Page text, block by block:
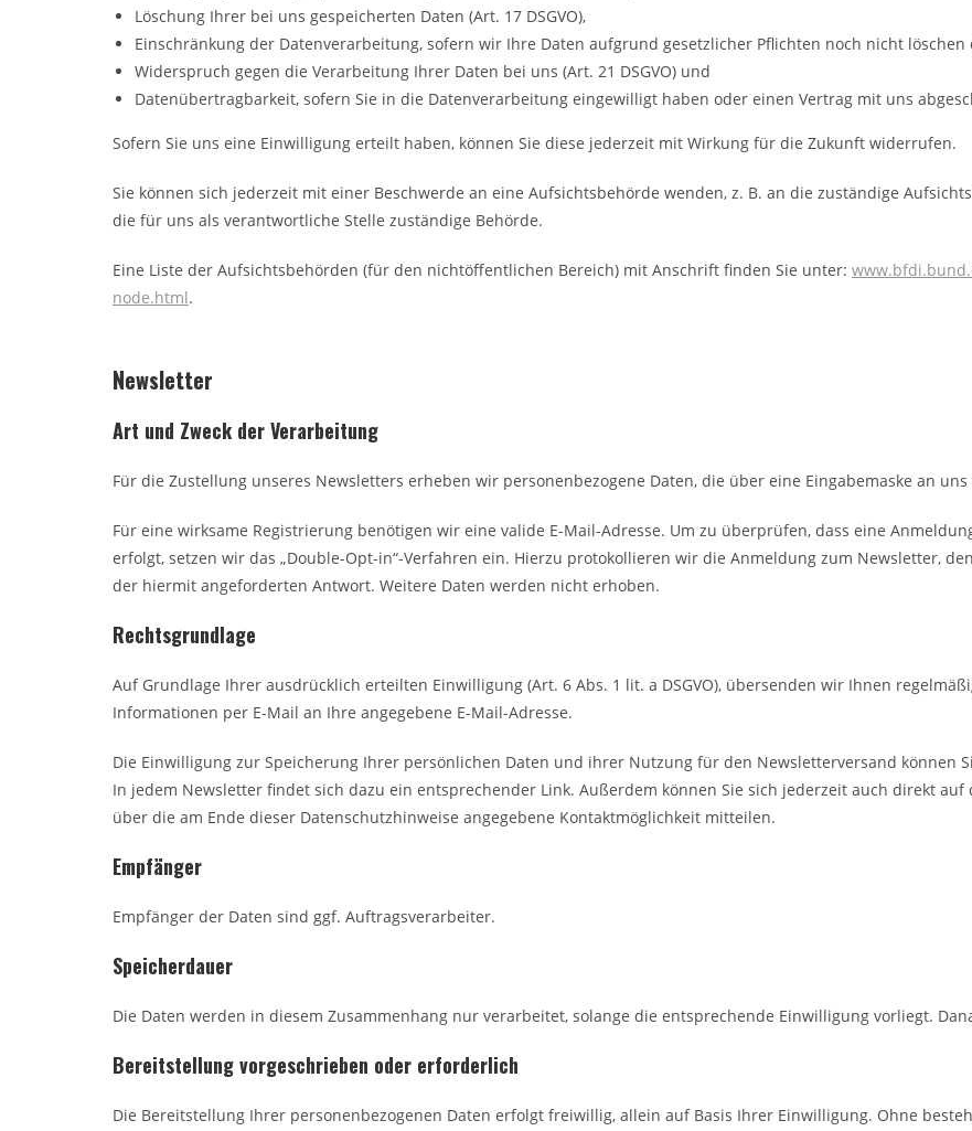
Löschung Ihrer bei uns gespeicherten Daten (Art. 17 DSGVO),
Einschränkung der Datenverarbeitung, sofern wir Ihre Daten aufgrund gesetzlicher Pflichten noch nicht löschen
Widerspruch gegen die Verarbeitung Ihrer Daten bei uns (Art. 21 DSGVO) und
Datenübertragbarkeit, sofern Sie in die Datenverarbeitung eingewilligt haben oder einen Vertrag mit uns
Sofern Sie uns eine Einwilligung erteilt haben, können Sie diese jederzeit mit Wirkung für die Zukunft widerrufen.
Sie können sich jederzeit mit einer Beschwerde an eine Aufsichtsbehörde wenden, z. B. an die zuständige
die für uns als verantwortliche Stelle zuständige Behörde.
Eine Liste der Aufsichtsbehörden (für den nichtöffentlichen Bereich) mit Anschrift finden Sie unter:
node.html.
Newsletter
Art und Zweck der Verarbeitung
Für die Zustellung unseres Newsletters erheben wir personenbezogene Daten, die über eine Eingabemaske an
Für eine wirksame Registrierung benötigen wir eine valide E-Mail-Adresse. Um zu überprüfen, dass eine
erfolgt, setzen wir das „Double-Opt-in“-Verfahren ein. Hierzu protokollieren wir die Anmeldung zum Newsletter,
der hiermit angeforderten Antwort. Weitere Daten werden nicht erhoben.
Rechtsgrundlage
Auf Grundlage Ihrer ausdrücklich erteilten Einwilligung (Art. 6 Abs. 1 lit. a DSGVO), übersenden wir Ihnen
Informationen per E-Mail an Ihre angegebene E-Mail-Adresse.
Die Einwilligung zur Speicherung Ihrer persönlichen Daten und ihrer Nutzung für den Newsletterversand können
In jedem Newsletter findet sich dazu ein entsprechender Link. Außerdem können Sie sich jederzeit auch direkt
über die am Ende dieser Datenschutzhinweise angegebene Kontaktmöglichkeit mitteilen.
Empfänger
Empfänger der Daten sind ggf. Auftragsverarbeiter.
Speicherdauer
Die Daten werden in diesem Zusammenhang nur verarbeitet, solange die entsprechende Einwilligung vorliegt.
Bereitstellung vorgeschrieben oder erforderlich
Die Bereitstellung Ihrer personenbezogenen Daten erfolgt freiwillig, allein auf Basis Ihrer Einwilligung. Ohne